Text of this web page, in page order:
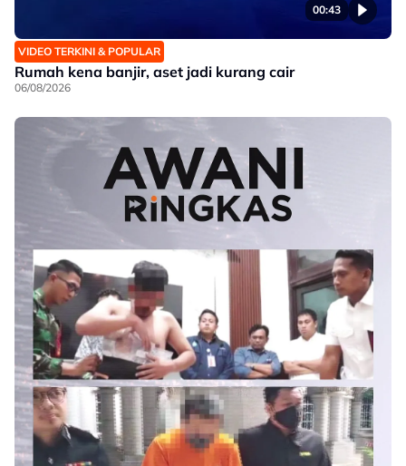
00:43
VIDEO TERKINI & POPULAR
Rumah kena banjir, aset jadi kurang cair
06/08/2026